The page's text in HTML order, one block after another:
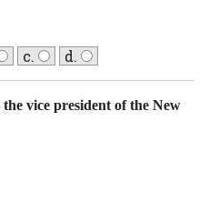
c. d.
vice president of the New